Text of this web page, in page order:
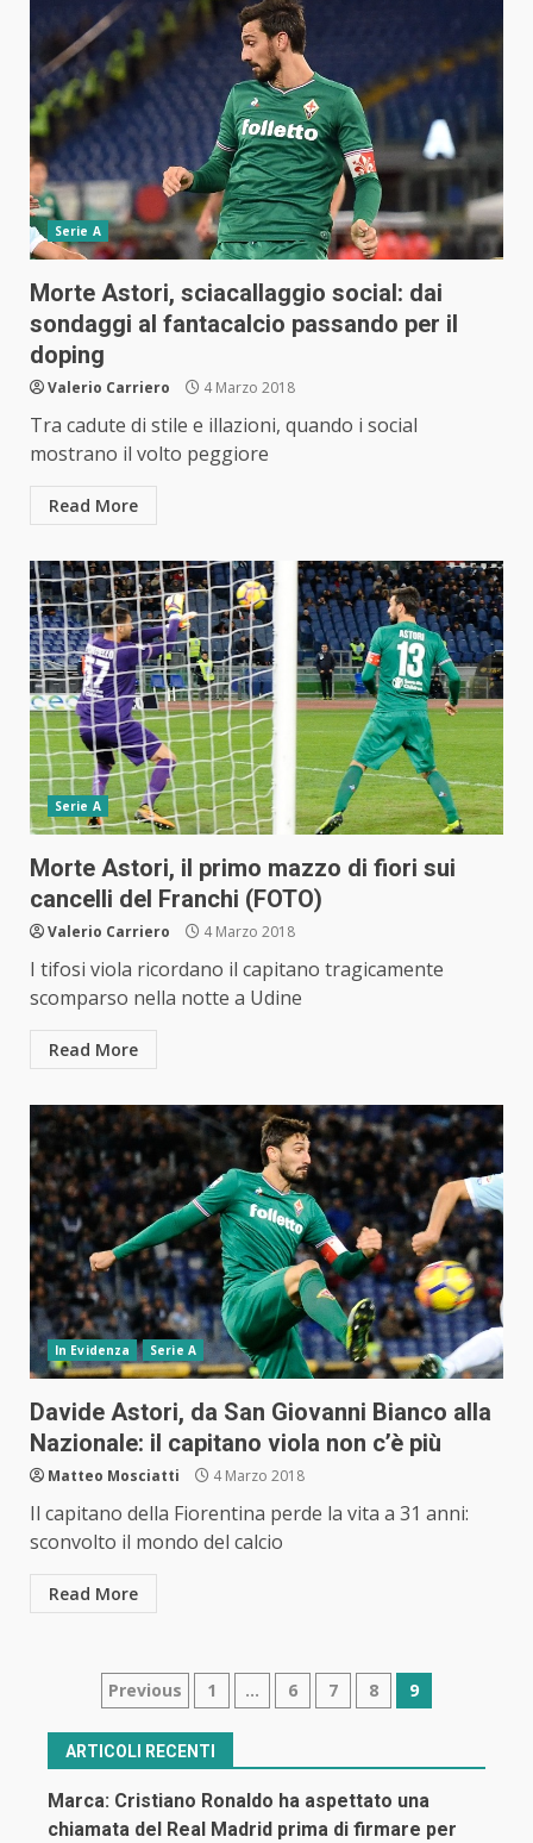
Serie A
Morte Astori, sciacallaggio social: dai
sondaggi al fantacalcio passando per il
doping
Valerio Carriero 4 Marzo 2018
Tra cadute di stile e illazioni, quando i social
mostrano il volto peggiore
Read More
Serie A
Morte Astori, il primo mazzo di fiori sui
cancelli del Franchi (FOTO)
Valerio Carriero 4 Marzo 2018
I tifosi viola ricordano il capitano tragicamente
scomparso nella notte a Udine
Read More
In Evidenza Serie A
Davide Astori, da San Giovanni Bianco alla
Nazionale: il capitano viola non c’è più
Matteo Mosciatti 4 Marzo 2018
Il capitano della Fiorentina perde la vita a 31 anni:
sconvolto il mondo del calcio
Read More
Navigazione
articoli
Previous 1 … 6 7 8 9
ARTICOLI RECENTI
Marca: Cristiano Ronaldo ha aspettato una
chiamata del Real Madrid prima di firmare per